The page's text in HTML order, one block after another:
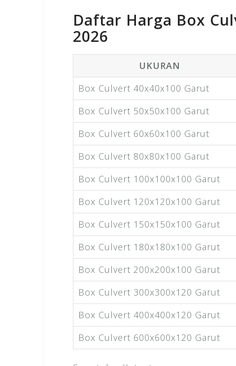
Daftar Harga Box
2026
UKURAN
Box Culvert 40x40x100 Garut
Box Culvert 50x50x100 Garut
Box Culvert 60x60x100 Garut
Box Culvert 80x80x100 Garut
Box Culvert 100x100x100 Garut
Box Culvert 120x120x100 Garut
Box Culvert 150x150x100 Garut
Box Culvert 180x180x100 Garut
Box Culvert 200x200x100 Garut
Box Culvert 300x300x120 Garut
Box Culvert 400x400x120 Garut
Box Culvert 600x600x120 Garut